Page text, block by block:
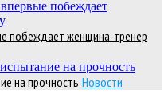
побеждает женщина-тренер
на прочность Новости